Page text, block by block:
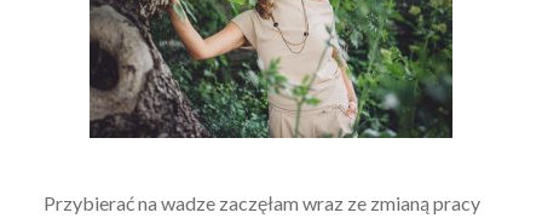
Przybierać na wadze zaczęłam wraz ze zmianą pracy